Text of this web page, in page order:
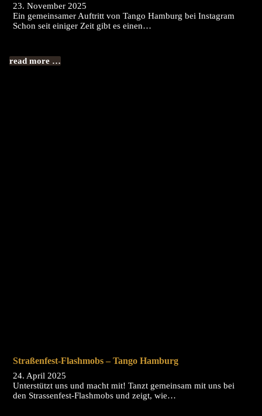
23. November 2025
Ein gemeinsamer Auftritt von Tango Hamburg bei Instagram
Schon seit einiger Zeit gibt es einen…
read more …
Straßenfest-Flashmobs – Tango Hamburg
24. April 2025
Unterstützt uns und macht mit! Tanzt gemeinsam mit uns bei
den Strassenfest-Flashmobs und zeigt, wie…